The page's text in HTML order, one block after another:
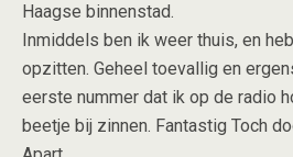
Haagse binnenstad.
Inmiddels ben ik weer thuis, en
opzitten. Geheel toevallig en
eerste nummer dat ik op de radio
beetje bij zinnen. Fantastig Toch